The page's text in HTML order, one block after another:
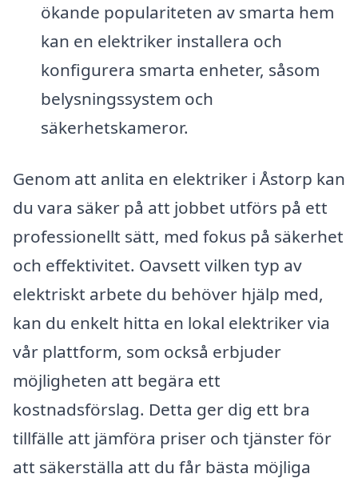
ökande populariteten av smarta hem
kan en elektriker installera och
konfigurera smarta enheter, såsom
belysningssystem och
säkerhetskameror.
Genom att anlita en elektriker i Åstorp kan
du vara säker på att jobbet utförs på ett
professionellt sätt, med fokus på säkerhet
och effektivitet. Oavsett vilken typ av
elektriskt arbete du behöver hjälp med,
kan du enkelt hitta en lokal elektriker via
vår plattform, som också erbjuder
möjligheten att begära ett
kostnadsförslag. Detta ger dig ett bra
tillfälle att jämföra priser och tjänster för
att säkerställa att du får bästa möjliga